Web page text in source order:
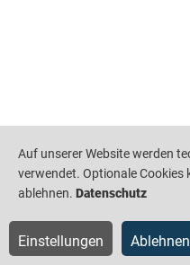
Auf unserer Website werden
verwendet. Optionale Cookies
ablehnen. Datenschutz
Einstellungen Ablehnen